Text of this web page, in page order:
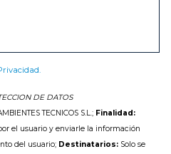
DE DATOS
TECNICOS S.L.; Finalidad:
el usuario y enviarle la información
del usuario; Destinatarios: Solo se